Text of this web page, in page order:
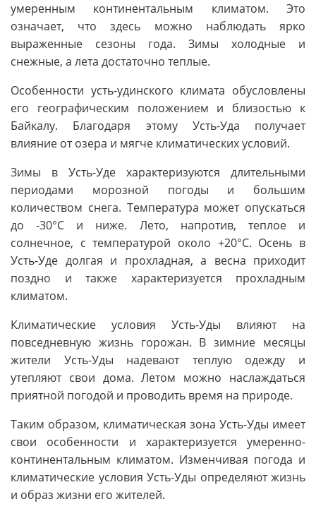
умеренным континентальным климатом. Это
означает, что здесь можно наблюдать ярко
выраженные сезоны года. Зимы холодные и
снежные, а лета достаточно теплые.
Особенности усть-удинского климата обусловлены
его географическим положением и близостью к
Байкалу. Благодаря этому Усть-Уда получает
влияние от озера и мягче климатических условий.
Зимы в Усть-Уде характеризуются длительными
периодами морозной погоды и большим
количеством снега. Температура может опускаться
до -30°C и ниже. Лето, напротив, теплое и
солнечное, с температурой около +20°C. Осень в
Усть-Уде долгая и прохладная, а весна приходит
поздно и также характеризуется прохладным
климатом.
Климатические условия Усть-Уды влияют на
повседневную жизнь горожан. В зимние месяцы
жители Усть-Уды надевают теплую одежду и
утепляют свои дома. Летом можно наслаждаться
приятной погодой и проводить время на природе.
Таким образом, климатическая зона Усть-Уды имеет
свои особенности и характеризуется умеренно-
континентальным климатом. Изменчивая погода и
климатические условия Усть-Уды определяют жизнь
и образ жизни его жителей.